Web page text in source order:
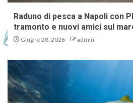
Raduno di pesca a Napoli con
tramonto e nuovi amici sul
Giugno 28, 2026 admin